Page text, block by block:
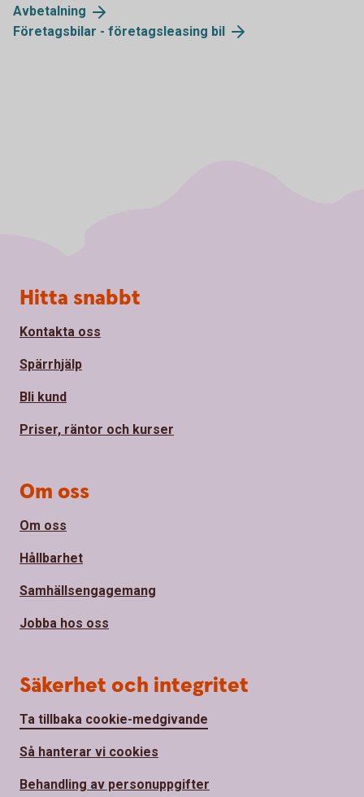
Avbetalning
Företagsbilar - företagsleasing bil
Sidfot
Hitta snabbt
Kontakta oss
Spärrhjälp
Bli kund
Priser, räntor och kurser
Om oss
Om oss
Hållbarhet
Samhällsengagemang
Jobba hos oss
Säkerhet och integritet
Ta tillbaka cookie-medgivande
Så hanterar vi cookies
Behandling av personuppgifter